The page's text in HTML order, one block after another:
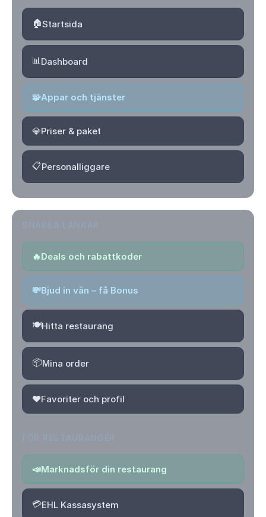
🏠Startsida
📊Dashboard
🧩Appar och tjänster
💎Priser & paket
📋Personalliggare
🔥Deals och rabattkoder
💸Bjud in vän – få Bonus
🍽️Hitta restaurang
📦Mina order
❤️Favoriter och profil
📣Marknadsför din restaurang
💳EHL Kassasystem